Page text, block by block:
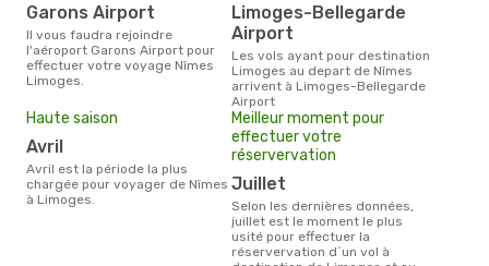
Garons Airport
Il vous faudra rejoindre
l'aéroport Garons Airport pour
effectuer votre voyage Nîmes
Limoges.
Limoges-Bellegarde
Airport
Les vols ayant pour destination
Limoges au depart de Nîmes
arrivent à Limoges-Bellegarde
Airport
Haute saison
avril
avril est la période la plus
chargée pour voyager de Nîmes
à Limoges.
Meilleur moment pour
effectuer votre
réservervation
juillet
Selon les dernières données,
juillet est le moment le plus
usité pour effectuer la
réservervation d´un vol à